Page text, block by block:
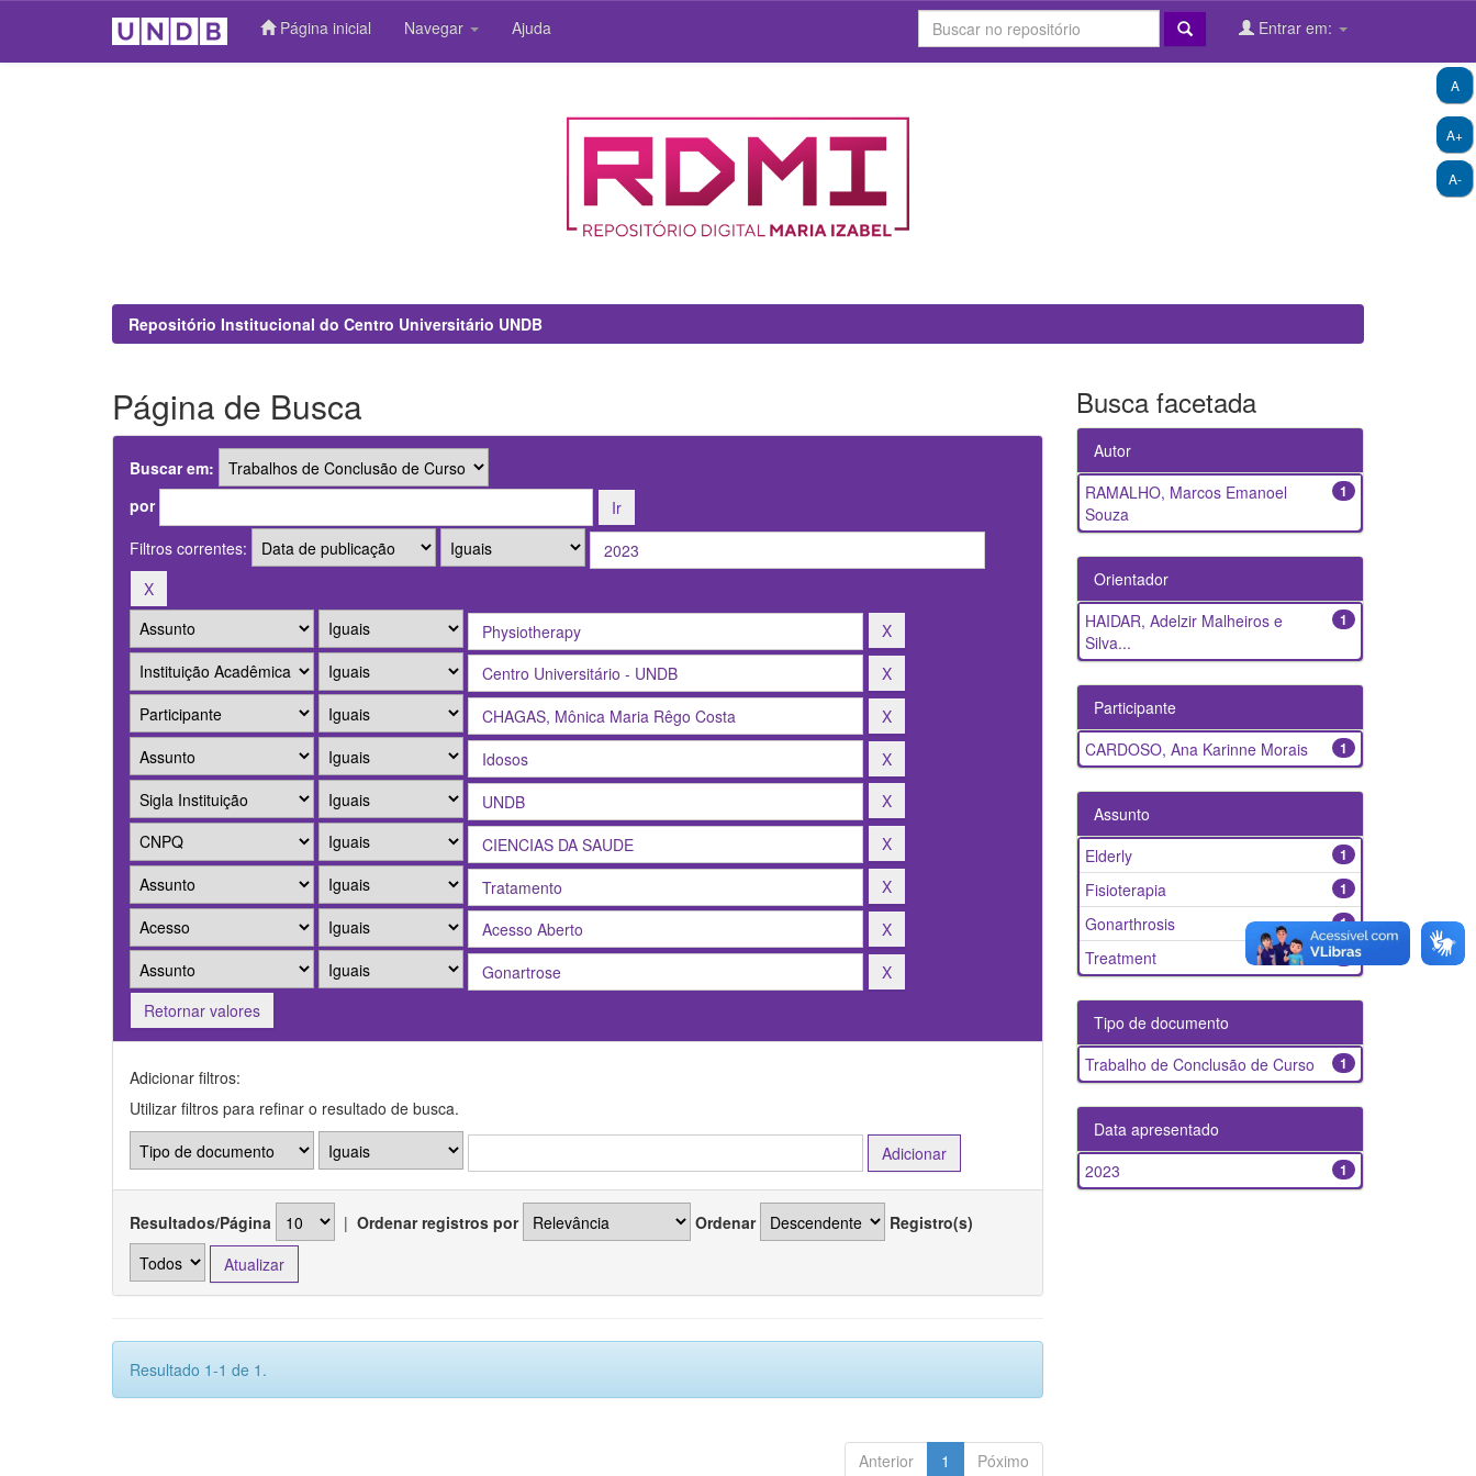
Página inicial Navegar Ajuda Entrar em:
A+
A-
A
Repositório Institucional do Centro Universitário UNDB
Página de Busca
Buscar em:
por
Filtros correntes:
Retornar valores
Adicionar filtros:
Utilizar filtros para refinar o resultado de busca.
Resultados/Página | Ordenar registros por Ordenar Registro(s)
Resultado 1-1 de 1.
Anterior 1 Póximo
Busca facetada
Autor
1
RAMALHO, Marcos Emanoel
Souza
Orientador
1
HAIDAR, Adelzir Malheiros e
Silva...
Participante
1
CARDOSO, Ana Karinne Morais
Assunto
1
Elderly
1
Fisioterapia
1
Gonarthrosis
1
Treatment
Tipo de documento
1
Trabalho de Conclusão de Curso
Data apresentado
1
2023